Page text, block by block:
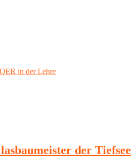
in der Lehre
der Tiefsee